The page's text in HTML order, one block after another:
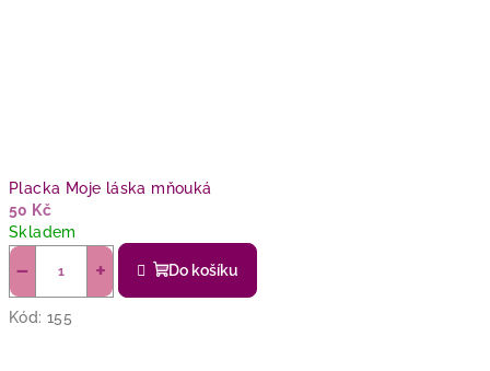
Placka Moje láska mňouká
50 Kč
Skladem
+
− Do košíku
Kód: 155